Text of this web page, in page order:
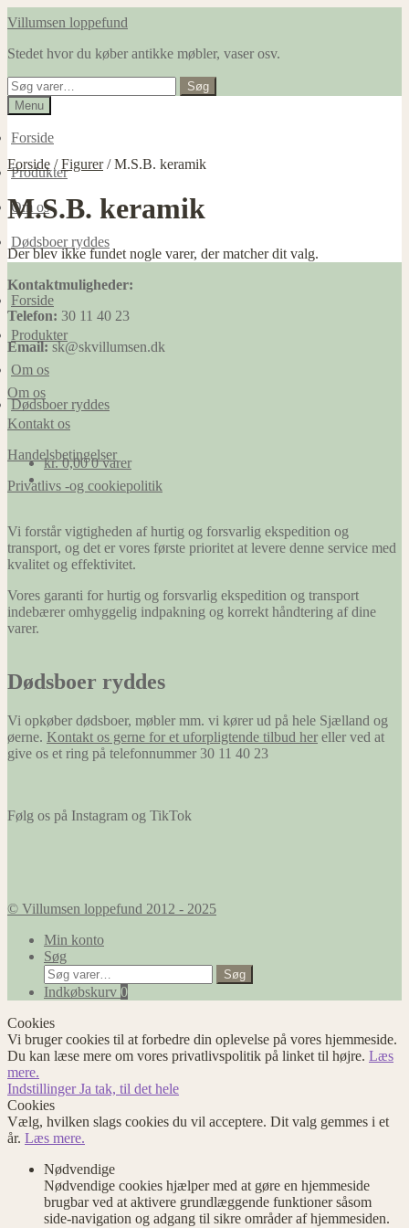
Spring
navigation
Spring
indhold
Villumsen loppefund
Stedet hvor du køber antikke møbler, vaser osv.
Søg
efter:
Søg
Menu
Forside
Produkter
Om os
Dødsboer ryddes
Forside
Produkter
Om os
Dødsboer ryddes
kr.0,00 0 varer
Forside /Figurer/M.S.B. keramik
M.S.B. keramik
Der blev ikke fundet nogle varer, der matcher dit valg.
Kontaktmuligheder:
Telefon: 30 11 40 23
Email:sk@skvillumsen.dk
Om os
Kontakt os
Handelsbetingelser
Privatlivs -og cookiepolitik
Vi forstår vigtigheden af hurtig og forsvarlig ekspedition og
transport, og det er vores første prioritet at levere denne service med
kvalitet og effektivitet.
Vores garanti for hurtig og forsvarlig ekspedition og transport
indebærer omhyggelig indpakning og korrekt håndtering af dine
varer.
Dødsboer ryddes
Vi opkøber dødsboer, møbler mm. vi kører ud på hele Sjælland og
øerne. Kontakt os gerne for et uforpligtende tilbud her eller ved at
give os et ring på telefonnummer 30 11 40 23
Følg os på Instagram og TikTok
© Villumsen loppefund 2012 - 2025
Min konto
Søg
Søg
efter:
Søg
Indkøbskurv 0
Cookies
Vi bruger cookies til at forbedre din oplevelse på vores hjemmeside.
Du kan læse mere om vores privatlivspolitik på linket til højre. Læs
mere.
IndstillingerJa tak, til det hele
Cookies
Vælg, hvilken slags cookies du vil acceptere. Dit valg gemmes i et
år. Læs mere.
Nødvendige
Nødvendige cookies hjælper med at gøre en hjemmeside
brugbar ved at aktivere grundlæggende funktioner såsom
side-navigation og adgang til sikre områder af hjemmesiden.